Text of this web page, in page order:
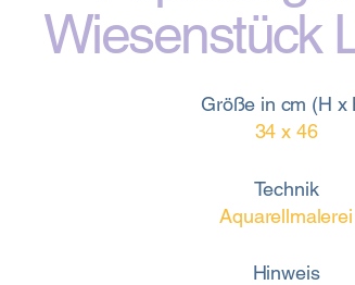
Wiesenstück
Größe in cm (H x
34 x 46
Technik
Aquarellmalerei
Hinweis